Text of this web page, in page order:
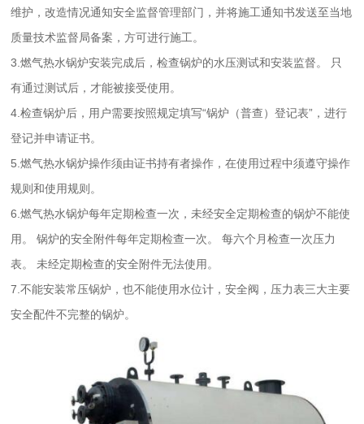
维护，改造情况通知安全监督管理部门，并将施工通知书发送至当地
质量技术监督局备案，方可进行施工。
3.燃气热水锅炉安装完成后，检查锅炉的水压测试和安装监督。 只
有通过测试后，才能被接受使用。
4.检查锅炉后，用户需要按照规定填写“锅炉（普查）登记表”，进行
登记并申请证书。
5.燃气热水锅炉操作须由证书持有者操作，在使用过程中须遵守操作
规则和使用规则。
6.燃气热水锅炉每年定期检查一次，未经安全定期检查的锅炉不能使
用。 锅炉的安全附件每年定期检查一次。 每六个月检查一次压力
表。 未经定期检查的安全附件无法使用。
7.不能安装常压锅炉，也不能使用水位计，安全阀，压力表三大主要
安全配件不完整的锅炉。